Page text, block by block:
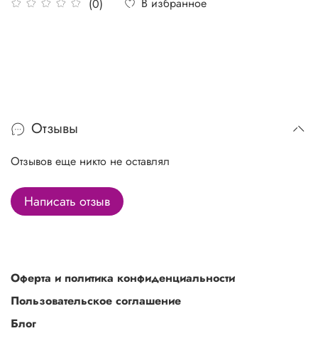
(0)
Отзывы
Отзывов еще никто не оставлял
Написать отзыв
Оферта и политика конфиденциальности
Пользовательское соглашение
Блог